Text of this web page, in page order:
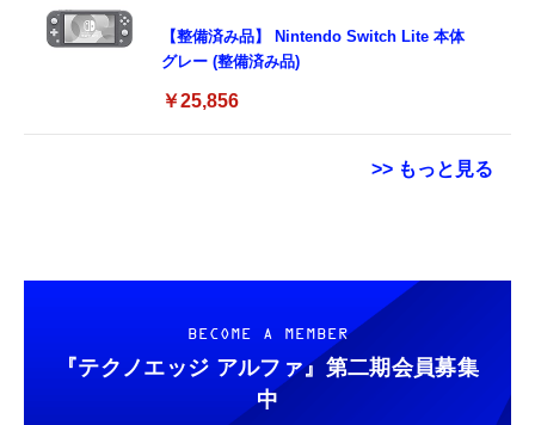
【整備済み品】 Nintendo Switch Lite 本体
グレー (整備済み品)
￥25,856
>> もっと見る
docomo/au/SoftBankの3回線が選べる格安
SIMカード【Amazon.co.jp限定】
￥100
【DL版】【初期費用3,300円が無料 ※1契約者
2回線/年に限り】IIJmioえらべるSIMカード
￥949
タイプc 寝ホンイヤホン 寝ホン type-c 有線
睡眠用イヤホン 【音質強化バージョン
決戦- 約165mm PVC&ABS&布製 塗装済み可
￥9,900
TAMASHII NATIONS S.H.フィギュアーツ 機
動戦士ガンダムSEED DESTINY キラ・ヤマ
BECOME A MEMBER
『テクノエッジ アルファ』 第二期会員募集
中